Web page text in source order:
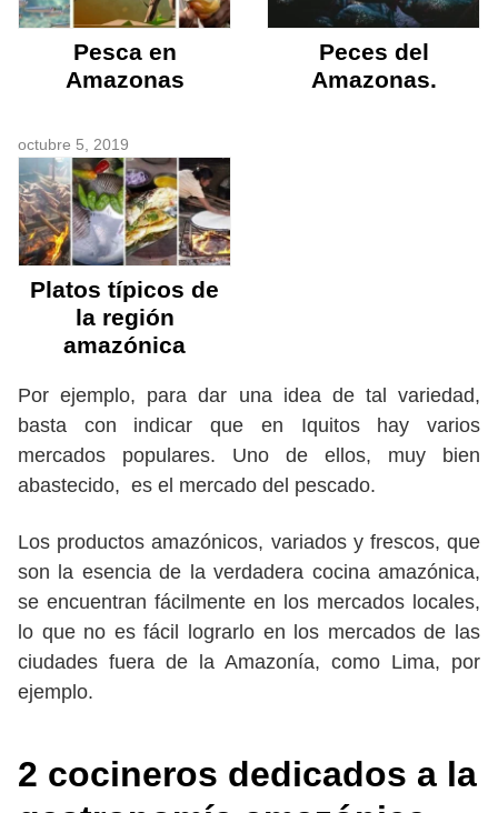
Pesca en
Amazonas
Peces del
Amazonas.
octubre 5, 2019
Platos típicos de
la región
amazónica
Por ejemplo, para dar una idea de tal variedad,
basta con indicar que en Iquitos hay varios
mercados populares. Uno de ellos, muy bien
abastecido, es el mercado del pescado.
Los productos amazónicos, variados y frescos, que
son la esencia de la verdadera cocina amazónica,
se encuentran fácilmente en los mercados locales,
lo que no es fácil lograrlo en los mercados de las
ciudades fuera de la Amazonía, como Lima, por
ejemplo.
2 cocineros dedicados a la